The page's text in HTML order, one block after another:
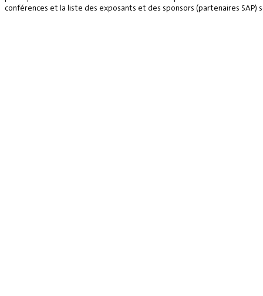
conférences et la liste des exposants et des sponsors (partenaires